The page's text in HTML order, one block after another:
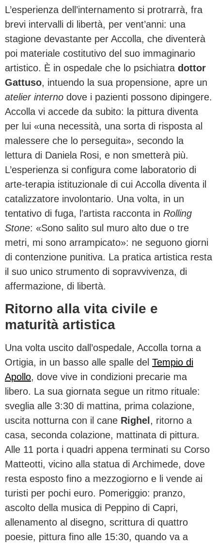
L’esperienza dell’internamento si protrarrà, fra
brevi intervalli di libertà, per vent’anni: una
stagione devastante per Accolla, che diventerà
poi materiale costitutivo del suo immaginario
artistico. È in ospedale che lo psichiatra dottor
Gattuso, intuendo la sua propensione, apre un
atelier interno dove i pazienti possono dipingere.
Accolla vi accede da subito: la pittura diventa
per lui «una necessità, una sorta di risposta al
malessere che lo perseguita», secondo la
lettura di Daniela Rosi, e non smetterà più.
L’esperienza si configura come laboratorio di
arte-terapia istituzionale di cui Accolla diventa il
catalizzatore involontario. Una volta, in un
tentativo di fuga, l’artista racconta in Rolling
Stone: «Sono salito sul muro alto due o tre
metri, mi sono arrampicato»: ne seguono giorni
di contenzione punitiva. La pratica artistica resta
il suo unico strumento di sopravvivenza, di
affermazione, di libertà.
Ritorno alla vita civile e
maturità artistica
Una volta uscito dall’ospedale, Accolla torna a
Ortigia, in un basso alle spalle del Tempio di
Apollo, dove vive in condizioni precarie ma
libero. La sua giornata segue un ritmo rituale:
sveglia alle 3:30 di mattina, prima colazione,
uscita notturna con il cane Righel, ritorno a
casa, seconda colazione, mattinata di pittura.
Alle 11 porta i quadri appena terminati su Corso
Matteotti, vicino alla statua di Archimede, dove
resta esposto fino a mezzogiorno e li vende ai
turisti per pochi euro. Pomeriggio: pranzo,
ascolto della musica di Peppino di Capri,
allenamento al disegno, scrittura di quattro
poesie, pittura fino alle 15:30, quando va a